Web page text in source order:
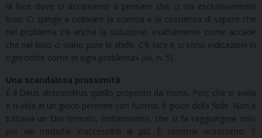
la luce dove ci accaniamo a pensare che ci sia esclusivamente
buio. Ci spinge a coltivare la scienza e la coscienza di sapere che
nel problema c’è anche la soluzione, esattamente come accade
che nel buio ci siano pure le stelle. C’è luce e ci sono indicazioni in
ogni notte come in ogni problema» (ivi, n. 5).
Una scandalosa prossimità
È il Deus absconditus quello proposto da mons. Peri, che si svela
e ri-vela in un gioco perenne con l’uomo, il gioco della fede. Non è
tuttavia un Dio remoto, lontanissimo, che si fa raggiungere solo
per vie mistiche inaccessibili ai più. È semmai vicinissimo. È